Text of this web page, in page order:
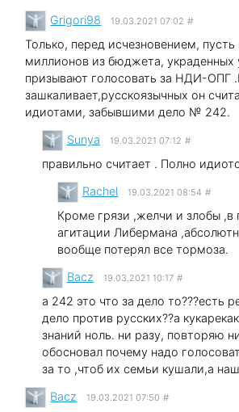
Grigori98 19.03.2021 07:02 #
Только, перед исчезновением, пусть
миллионов из бюджета, украденных
призывают голосовать за НДИ-ОПГ
зашкаливает,русскоязычных он
идиотами, забывшими дело № 242.
Sunya 19.03.2021 07:12 #
правильно считает . Полно
Rachel 19.03.2021 08:54 #
Кроме грязи ,желчи и злобы ,в
агитации Либермана
вообще потерял все тормоза.
Bacz 19.03.2021 10:17 #
а 242 это что за дело то???есть
дело против русских??а
знаний ноль. ни разу, повторяю
обосновал почему надо
за то ,чтоб их семьи кушали,а
Bacz 19.03.2021 07:50 #